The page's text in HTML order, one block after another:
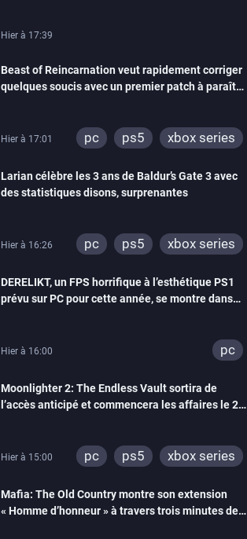
Hier à 17:39
Beast of Reincarnation veut rapidement corriger
quelques soucis avec un premier patch à paraître
Hier à 17:01 pc ps5 xbox series
Larian célèbre les 3 ans de Baldur’s Gate 3 avec
des statistiques disons, surprenantes
Hier à 16:26 pc ps5 xbox series
DERELIKT, un FPS horrifique à l’esthétique PS1
prévu sur PC pour cette année, se montre dans
Hier à 16:00 pc
Moonlighter 2: The Endless Vault sortira de
l’accès anticipé et commencera les affaires le 2
Hier à 15:00 pc ps5 xbox series
Mafia: The Old Country montre son extension
« Homme d’honneur » à travers trois minutes de